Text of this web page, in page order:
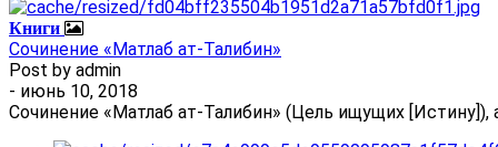
Книги
Сочинение «Матлаб ат-Талибин»
Post by admin
- июнь 10, 2018
Сочинение «Матлаб ат-Талибин» (Цель ищущих